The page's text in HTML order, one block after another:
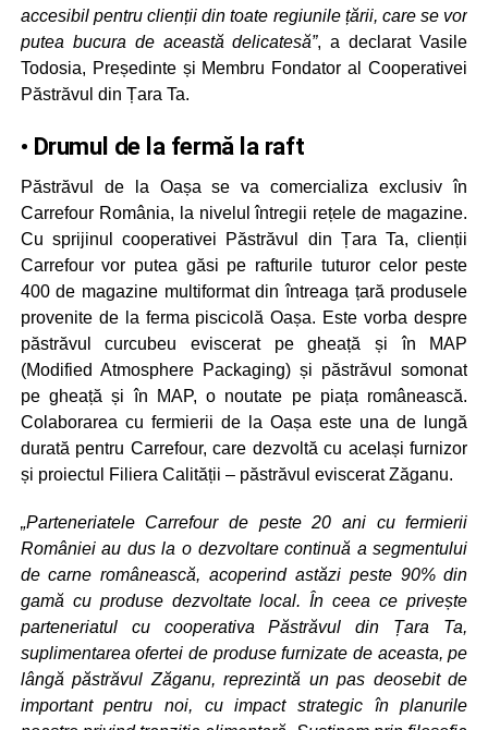
accesibil pentru clienții din toate regiunile țării, care se vor
putea bucura de această delicatesă”, a declarat Vasile
Todosia, Președinte și Membru Fondator al Cooperativei
Păstrăvul din Țara Ta.
• Drumul de la fermă la raft
Păstrăvul de la Oașa se va comercializa exclusiv în
Carrefour România, la nivelul întregii rețele de magazine.
Cu sprijinul cooperativei Păstrăvul din Țara Ta, clienții
Carrefour vor putea găsi pe rafturile tuturor celor peste
400 de magazine multiformat din întreaga țară produsele
provenite de la ferma piscicolă Oașa. Este vorba despre
păstrăvul curcubeu eviscerat pe gheață și în MAP
(Modified Atmosphere Packaging) și păstrăvul somonat
pe gheață și în MAP, o noutate pe piața românească.
Colaborarea cu fermierii de la Oașa este una de lungă
durată pentru Carrefour, care dezvoltă cu același furnizor
și proiectul Filiera Calității – păstrăvul eviscerat Zăganu.
„Parteneriatele Carrefour de peste 20 ani cu fermierii
României au dus la o dezvoltare continuă a segmentului
de carne românească, acoperind astăzi peste 90% din
gamă cu produse dezvoltate local. În ceea ce privește
parteneriatul cu cooperativa Păstrăvul din Țara Ta,
suplimentarea ofertei de produse furnizate de aceasta, pe
lângă păstrăvul Zăganu, reprezintă un pas deosebit de
important pentru noi, cu impact strategic în planurile